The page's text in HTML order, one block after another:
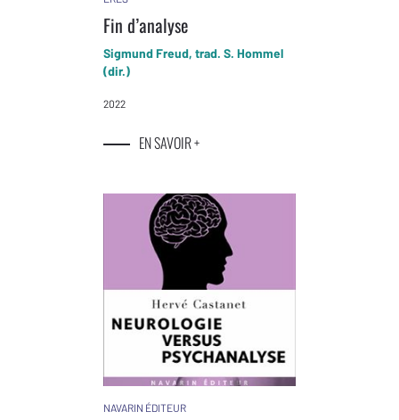
Fin d’analyse
Sigmund Freud, trad. S. Hommel
(dir.)
2022
EN SAVOIR +
NAVARIN ÉDITEUR